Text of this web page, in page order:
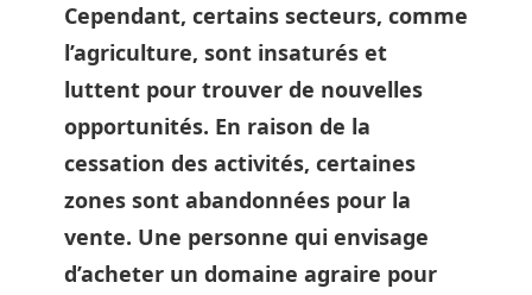
Cependant, certains secteurs, comme
l’agriculture, sont insaturés et
luttent pour trouver de nouvelles
opportunités. En raison de la
cessation des activités, certaines
zones sont abandonnées pour la
vente. Une personne qui envisage
d’acheter un domaine agraire pour